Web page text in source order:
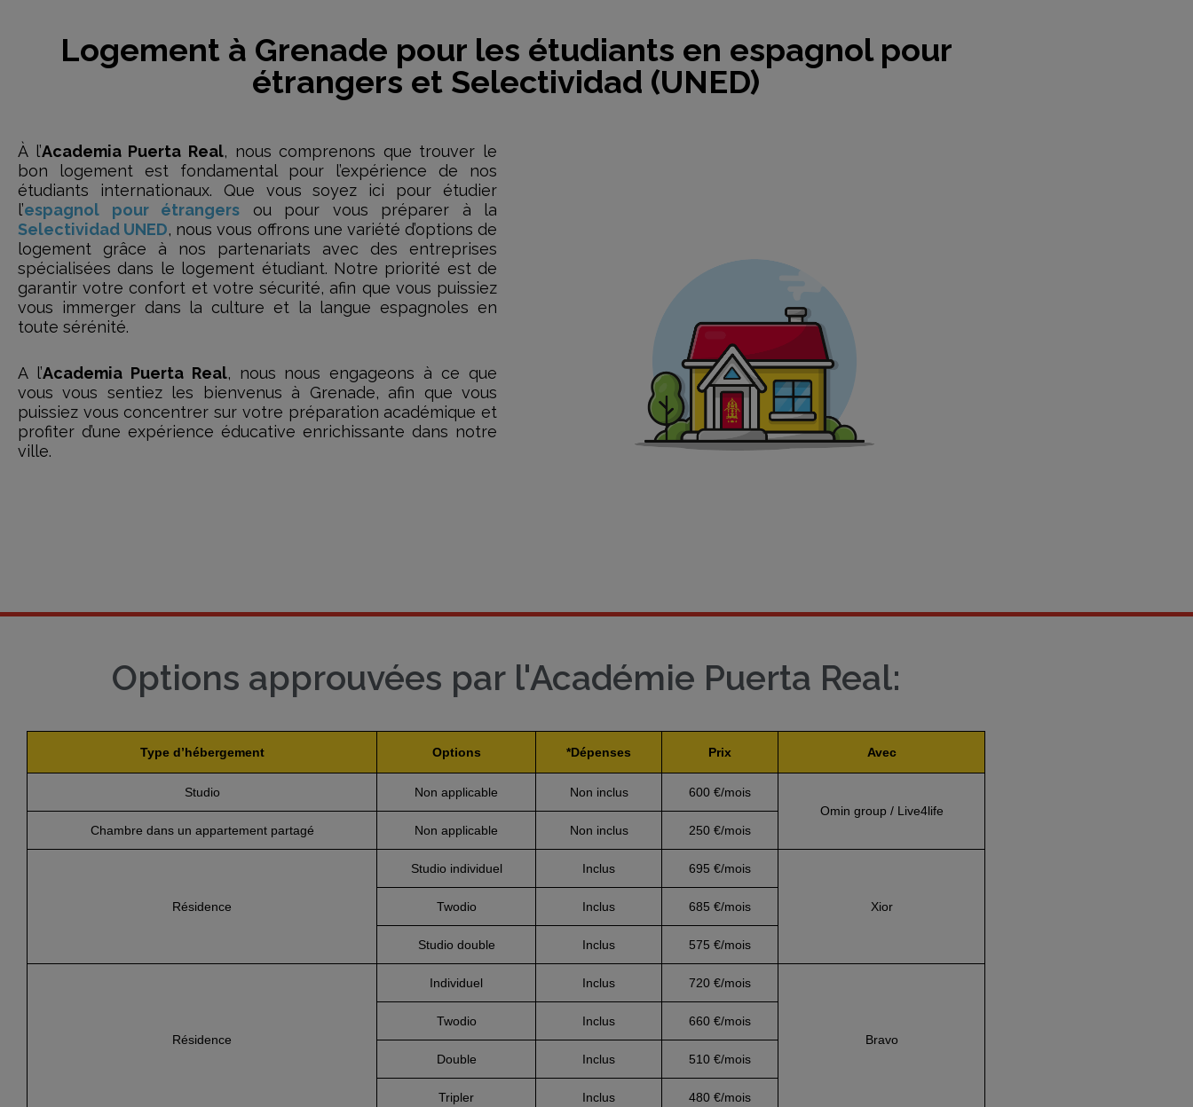
Logement à Grenade pour les étudiants en espagnol pour
étrangers et Selectividad (UNED)
À l’Academia Puerta Real, nous comprenons que trouver le
bon logement est fondamental pour l’expérience de nos
étudiants internationaux. Que vous soyez ici pour étudier
l’espagnol pour étrangers ou pour vous préparer à la
Selectividad UNED, nous vous offrons une variété d’options de
logement grâce à nos partenariats avec des entreprises
spécialisées dans le logement étudiant. Notre priorité est de
garantir votre confort et votre sécurité, afin que vous puissiez
vous immerger dans la culture et la langue espagnoles en
toute sérénité.
A l’Academia Puerta Real, nous nous engageons à ce que
vous vous sentiez les bienvenus à Grenade, afin que vous
puissiez vous concentrer sur votre préparation académique et
profiter d’une expérience éducative enrichissante dans notre
ville.
Options approuvées par l'Académie Puerta Real:
Type d’hébergement Options *Dépenses Prix Avec
Studio Non applicable Non inclus
600 €/mois
Omin group / Live4life
Chambre dans un appartement partagé
Non applicable Non inclus 250 €/mois
Résidence
Studio individuel Inclus 695 €/mois
Xior
Twodio Inclus 685 €/mois
Studio double Inclus 575 €/mois
Résidence
Individuel Inclus 720 €/mois
Bravo
Twodio Inclus 660 €/mois
Double Inclus 510 €/mois
Tripler Inclus 480 €/mois